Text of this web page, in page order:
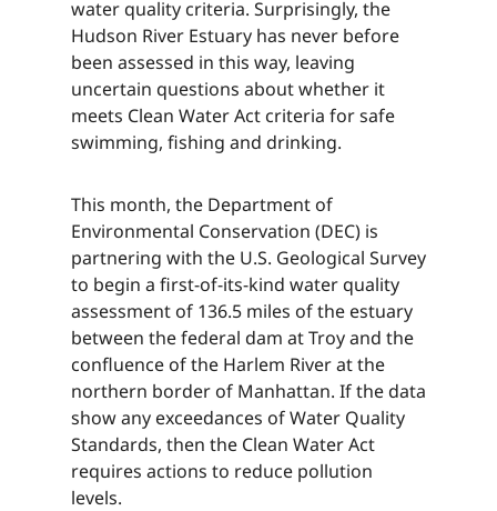
water quality criteria. Surprisingly, the
Hudson River Estuary has never before
been assessed in this way, leaving
uncertain questions about whether it
meets Clean Water Act criteria for safe
swimming, fishing and drinking.​​​​‌ ‍ ​‍​‍‌‍ ‌ ​‍‌‍‍‌‌‍‌ ‌‍‍‌‌‍ ‍​‍​‍​ ‍‍​‍​‍‌ ​ ‌‍​‌‌‍ ‍‌‍‍‌‌ ‌​‌ ‍‌​‍ ‍‌‍‍‌‌‍ ​‍​‍​‍ ​​‍​‍‌‍‍​‌ ​‍‌‍‌‌‌‍‌‍​‍​‍​ ‍‍​‍​‍‌‍‍​‌ ‌​‌ ‌​‌ ​​‌ ​ ​ ‍‍​‍ ​‍ ‌‍​ ‌‍ ‌‌ ​ ​‍ ‍‌‍ ‌‌‍​‌‌‍‍‌‌‍ ‍​‍ ‍​ ​‍​ ​​​ ​‍​ ‌​‌ ​‍‌‍‌‌‌‍‌​‌‍‌‌‌ ​ ‌‍‍‌‌‍‌ ‌‍ ‍​‍ ‍‌ ​‍‌‍‍‌‌ ‌‍‌‍‌‌‌ ​‍‌‍‍ ‌‍‌‌‌‍‌‌‌ ​​‌‍‌‌‌ ​‍​‍ ‍‌‍ ‌ ​‍‌‍‌ ​‍ ‌‍‍‌‌‍ ‍‌ ‌​‌‍‌‌‌‍ ‍‌ ‌​​‍ ‌‍‌‌‌‍‌​‌‍‍‌‌ ‌​​‍ ‌‍ ‌‌‍ ‌‍‌​‌‍‌‌​ ‌‌ ​​‌ ​‍‌‍‌‌‌ ​ ‌‍‌‌‌‍ ‍‌ ‌​‌‍​‌‌ ‌​‌‍‍‌‌‍ ‌‍ ‍​ ‍ ‌‍‍‌‌‍‌​​ ‌​ ​‌‌‍​ ‌‍​‍‌‍​‌​ ‍​‌‍‌​​ ​​​ ‌‌​‍ ‌​ ​‍​ ​​​ ‌ ‌‍​‌​‍ ‌​ ‌​​ ​‌‌‍‌​​ ‌​​‍ ‌​ ‍‌‌‍‌‌​ ‌​​ ‌ ​‍ ‌​ ​‍‌‍​‍​ ‌‍‌‍‌‌​ ‌ ‌‍​‍​ ‌‌​ ‌ ‌‍‌‌​ ​​​ ​​​ ‌​​ ‍ ‌ ‌​‌ ‍‌‌ ​​‌‍‌‌​ ‌‌‍​‌‌ ​‍‌ ‌​‌‍‍‌‌‍​ ‌‍ ​‌‍‌‌​ ‍ ‌ ​​‌‍​‌‌ ‌​‌‍‍​​ ‌‌‍​ ‌‍ ‌‍ ‍‌ ‌​‌‍‌‌‌‍ ‍‌ ‌​​‍‌‌​ ‌‌‌​​‍‌‌ ‌‍‍ ‌‍‌‌‌ ‍‌​‍‌‌​ ​ ‌​‌​​‍‌‌​ ​ ‌​‌​​‍‌‌​ ​‍​ ​‍‌‍​‍‌‍‌​​ ​ ‌‍‌​‌‍‌​​ ‌‍​ ‍​​ ‌‌​ ‍‌‌‍​‍​ ‌ ‌‍‌​​‍‌‌​ ​‍​ ​‍​‍‌‌​ ‌‌‌​‌​​‍ ‍‌‍​ ‌‍‍​‌‍‍‌‌‍ ​‌‍‌​‌ ​‍‌‍‌‌‌‍ ‍​‍‌‌​ ‌‌‌​​‍‌‌ ‌‍‍ ‌‍‌‌‌ ‍‌​‍‌‌​ ​ ‌​‌​​‍‌‌​ ​ ‌​‌​​‍‌‌​ ​‍​ ​‍‌‍​‍‌‍‌​​ ​ ‌‍‌​‌‍‌​​ ‌‍​ ‍​​ ‌‌​ ‍‌‌‍​‍​ ‌ ‌‍‌​​ ​​​‍‌‌​ ​‍​ ​‍​‍‌‌​ ‌‌‌​‌​​‍ ‍‌ ‌​‌‍‌‌‌ ‍​‌ ‌​​ ‌‍​‍‌‍​‌‌ ​ ‌‍‌‌‌‌‌‌‌ ​‍‌‍ ​​ ‌‌‍‍​‌ ‌​‌ ‌​‌ ​​‌ ​ ​‍‌‌​ ​ ‌​​‌​‍‌‌​ ​‍‌​‌‍​‍‌‌​ ​‍‌​‌‍‌‍​ ‌‍ ‌‌ ​ ​‍ ‍‌‍ ‌‌‍​‌‌‍‍‌‌‍ ‍​‍ ‍​ ​‍​ ​​​ ​‍​ ‌​‌ ​‍‌‍‌‌‌‍‌​‌‍‌‌‌ ​ ‌‍‍‌‌‍‌ ‌‍ ‍​‍ ‍‌ ​‍‌‍‍‌‌ ‌‍‌‍‌‌‌ ​‍‌‍‍ ‌‍‌‌‌‍‌‌‌ ​​‌‍‌‌‌ ​‍​‍ ‍‌‍ ‌ ​‍‌‍‌ ​‍‌‍‌‍‍‌‌‍‌​​ ‌​ ​‌‌‍​ ‌‍​‍‌‍​‌​ ‍​‌‍‌​​ ​​​ ‌‌​‍ ‌​ ​‍​ ​​​ ‌ ‌‍​‌​‍ ‌​ ‌​​ ​‌‌‍‌​​ ‌​​‍ ‌​ ‍‌‌‍‌‌​ ‌​​ ‌ ​‍ ‌​ ​‍‌‍​‍​ ‌‍‌‍‌‌​ ‌ ‌‍​‍​ ‌‌​ ‌ ‌‍‌‌​ ​​​ ​​​ ‌​​‍‌‍‌ ‌​‌ ‍‌‌ ​​‌‍‌‌​ ‌‌‍​‌‌ ​‍‌ ‌​‌‍‍‌‌‍​ ‌‍ ​‌‍‌‌​‍‌‍‌ ​​‌‍​‌‌ ‌​‌‍‍​​ ‌‌‍​ ‌‍ ‌‍ ‍‌ ‌​‌‍‌‌‌‍ ‍‌ ‌​​‍‌‌​ ‌‌‌​​‍‌‌ ‌‍‍ ‌‍‌‌‌ ‍‌​‍‌‌​ ​ ‌​‌​​‍‌‌​ ​ ‌​‌​​‍‌‌​ ​‍​ ​‍‌‍​‍‌‍‌​​ ​ ‌‍‌​‌‍‌​​ ‌‍​ ‍​​ ‌‌​ ‍‌‌‍​‍​ ‌ ‌‍‌​​‍‌‌​ ​‍​ ​‍​‍‌‌​ ‌‌‌​‌​​‍ ‍‌‍​ ‌‍‍​‌‍‍‌‌‍ ​‌‍‌​‌ ​‍‌‍‌‌‌‍ ‍​‍‌‌​ ‌‌‌​​‍‌‌ ‌‍‍ ‌‍‌‌‌ ‍‌​‍‌‌​ ​ ‌​‌​​‍‌‌​ ​ ‌​‌​​‍‌‌​ ​‍​ ​‍‌‍​‍‌‍‌​​ ​ ‌‍‌​‌‍‌​​ ‌‍​ ‍​​ ‌‌​ ‍‌‌‍​‍​ ‌ ‌‍‌​​ ​​​‍‌‌​ ​‍​ ​‍​‍‌‌​ ‌‌‌​‌​​‍ ‍‌ ‌​‌‍‌‌‌ ‍​‌ ‌​​‍‌‍‌ ​​‌‍‌‌‌ ​‍‌ ​ ‌ ​​‌‍‌‌‌‍​ ‌ ‌​‌‍‍‌‌ ‌‍‌‍‌‌​ ‌‌ ​​‌ ‌‌‌‍​‍‌‍ ​‌‍‍‌‌ ​ ‌‍‍​‌‍‌‌‌‍‌​​‍​‍‌ ‌
This month, the Department of
Environmental Conservation (DEC) is
partnering with the U.S. Geological Survey
to begin a first-of-its-kind water quality
assessment of 136.5 miles of the estuary
between the federal dam at Troy and the
confluence of the Harlem River at the
northern border of Manhattan. If the data
show any exceedances of Water Quality
Standards, then the Clean Water Act
requires actions to reduce pollution
levels.​​​​‌ ‍ ​‍​‍‌‍ ‌ ​‍‌‍‍‌‌‍‌ ‌‍‍‌‌‍ ‍​‍​‍​ ‍‍​‍​‍‌ ​ ‌‍​‌‌‍ ‍‌‍‍‌‌ ‌​‌ ‍‌​‍ ‍‌‍‍‌‌‍ ​‍​‍​‍ ​​‍​‍‌‍‍​‌ ​‍‌‍‌‌‌‍‌‍​‍​‍​ ‍‍​‍​‍‌‍‍​‌ ‌​‌ ‌​‌ ​​‌ ​ ​ ‍‍​‍ ​‍ ‌‍​ ‌‍ ‌‌ ​ ​‍ ‍‌‍ ‌‌‍​‌‌‍‍‌‌‍ ‍​‍ ‍​ ​‍​ ​​​ ​‍​ ‌​‌ ​‍‌‍‌‌‌‍‌​‌‍‌‌‌ ​ ‌‍‍‌‌‍‌ ‌‍ ‍​‍ ‍‌ ​‍‌‍‍‌‌ ‌‍‌‍‌‌‌ ​‍‌‍‍ ‌‍‌‌‌‍‌‌‌ ​​‌‍‌‌‌ ​‍​‍ ‍‌‍ ‌ ​‍‌‍‌ ​‍ ‌‍‍‌‌‍ ‍‌ ‌​‌‍‌‌‌‍ ‍‌ ‌​​‍ ‌‍‌‌‌‍‌​‌‍‍‌‌ ‌​​‍ ‌‍ ‌‌‍ ‌‍‌​‌‍‌‌​ ‌‌ ​​‌ ​‍‌‍‌‌‌ ​ ‌‍‌‌‌‍ ‍‌ ‌​‌‍​‌‌ ‌​‌‍‍‌‌‍ ‌‍ ‍​ ‍ ‌‍‍‌‌‍‌​​ ‌​ ​‌‌‍​ ‌‍​‍‌‍​‌​ ‍​‌‍‌​​ ​​​ ‌‌​‍ ‌​ ​‍​ ​​​ ‌ ‌‍​‌​‍ ‌​ ‌​​ ​‌‌‍‌​​ ‌​​‍ ‌​ ‍‌‌‍‌‌​ ‌​​ ‌ ​‍ ‌​ ​‍‌‍​‍​ ‌‍‌‍‌‌​ ‌ ‌‍​‍​ ‌‌​ ‌ ‌‍‌‌​ ​​​ ​​​ ‌​​ ‍ ‌ ‌​‌ ‍‌‌ ​​‌‍‌‌​ ‌‌‍​‌‌ ​‍‌ ‌​‌‍‍‌‌‍​ ‌‍ ​‌‍‌‌​ ‍ ‌ ​​‌‍​‌‌ ‌​‌‍‍​​ ‌‌‍​ ‌‍ ‌‍ ‍‌ ‌​‌‍‌‌‌‍ ‍‌ ‌​​‍‌‌​ ‌‌‌​​‍‌‌ ‌‍‍ ‌‍‌‌‌ ‍‌​‍‌‌​ ​ ‌​‌​​‍‌‌​ ​ ‌​‌​​‍‌‌​ ​‍​ ​‍​ ‌ ​ ‍​​ ‍​‌‍​‍​ ‌‌​ ‌ ​ ​ ​ ‍‌​ ​‌​ ‌ ​ ‍‌​ ​ ​‍‌‌​ ​‍​ ​‍​‍‌‌​ ‌‌‌​‌​​‍ ‍‌‍​ ‌‍‍​‌‍‍‌‌‍ ​‌‍‌​‌ ​‍‌‍‌‌‌‍ ‍​‍‌‌​ ‌‌‌​​‍‌‌ ‌‍‍ ‌‍‌‌‌ ‍‌​‍‌‌​ ​ ‌​‌​​‍‌‌​ ​ ‌​‌​​‍‌‌​ ​‍​ ​‍​ ‌ ​ ‍​​ ‍​‌‍​‍​ ‌‌​ ‌ ​ ​ ​ ‍‌​ ​‌​ ‌ ​ ‍‌​ ​ ​ ​​​‍‌‌​ ​‍​ ​‍​‍‌‌​ ‌‌‌​‌​​‍ ‍‌ ‌​‌‍‌‌‌ ‍​‌ ‌​​ ‌‍​‍‌‍​‌‌ ​ ‌‍‌‌‌‌‌‌‌ ​‍‌‍ ​​ ‌‌‍‍​‌ ‌​‌ ‌​‌ ​​‌ ​ ​‍‌‌​ ​ ‌​​‌​‍‌‌​ ​‍‌​‌‍​‍‌‌​ ​‍‌​‌‍‌‍​ ‌‍ ‌‌ ​ ​‍ ‍‌‍ ‌‌‍​‌‌‍‍‌‌‍ ‍​‍ ‍​ ​‍​ ​​​ ​‍​ ‌​‌ ​‍‌‍‌‌‌‍‌​‌‍‌‌‌ ​ ‌‍‍‌‌‍‌ ‌‍ ‍​‍ ‍‌ ​‍‌‍‍‌‌ ‌‍‌‍‌‌‌ ​‍‌‍‍ ‌‍‌‌‌‍‌‌‌ ​​‌‍‌‌‌ ​‍​‍ ‍‌‍ ‌ ​‍‌‍‌ ​‍‌‍‌‍‍‌‌‍‌​​ ‌​ ​‌‌‍​ ‌‍​‍‌‍​‌​ ‍​‌‍‌​​ ​​​ ‌‌​‍ ‌​ ​‍​ ​​​ ‌ ‌‍​‌​‍ ‌​ ‌​​ ​‌‌‍‌​​ ‌​​‍ ‌​ ‍‌‌‍‌‌​ ‌​​ ‌ ​‍ ‌​ ​‍‌‍​‍​ ‌‍‌‍‌‌​ ‌ ‌‍​‍​ ‌‌​ ‌ ‌‍‌‌​ ​​​ ​​​ ‌​​‍‌‍‌ ‌​‌ ‍‌‌ ​​‌‍‌‌​ ‌‌‍​‌‌ ​‍‌ ‌​‌‍‍‌‌‍​ ‌‍ ​‌‍‌‌​‍‌‍‌ ​​‌‍​‌‌ ‌​‌‍‍​​ ‌‌‍​ ‌‍ ‌‍ ‍‌ ‌​‌‍‌‌‌‍ ‍‌ ‌​​‍‌‌​ ‌‌‌​​‍‌‌ ‌‍‍ ‌‍‌‌‌ ‍‌​‍‌‌​ ​ ‌​‌​​‍‌‌​ ​ ‌​‌​​‍‌‌​ ​‍​ ​‍​ ‌ ​ ‍​​ ‍​‌‍​‍​ ‌‌​ ‌ ​ ​ ​ ‍‌​ ​‌​ ‌ ​ ‍‌​ ​ ​‍‌‌​ ​‍​ ​‍​‍‌‌​ ‌‌‌​‌​​‍ ‍‌‍​ ‌‍‍​‌‍‍‌‌‍ ​‌‍‌​‌ ​‍‌‍‌‌‌‍ ‍​‍‌‌​ ‌‌‌​​‍‌‌ ‌‍‍ ‌‍‌‌‌ ‍‌​‍‌‌​ ​ ‌​‌​​‍‌‌​ ​ ‌​‌​​‍‌‌​ ​‍​ ​‍​ ‌ ​ ‍​​ ‍​‌‍​‍​ ‌‌​ ‌ ​ ​ ​ ‍‌​ ​‌​ ‌ ​ ‍‌​ ​ ​ ​​​‍‌‌​ ​‍​ ​‍​‍‌‌​ ‌‌‌​‌​​‍ ‍‌ ‌​‌‍‌‌‌ ‍​‌ ‌​​‍‌‍‌ ​​‌‍‌‌‌ ​‍‌ ​ ‌ ​​‌‍‌‌‌‍​ ‌ ‌​‌‍‍‌‌ ‌‍‌‍‌‌​ ‌‌ ​​‌ ‌‌‌‍​‍‌‍ ​‌‍‍‌‌ ​ ‌‍‍​‌‍‌‌‌‍‌​​‍​‍‌ ‌